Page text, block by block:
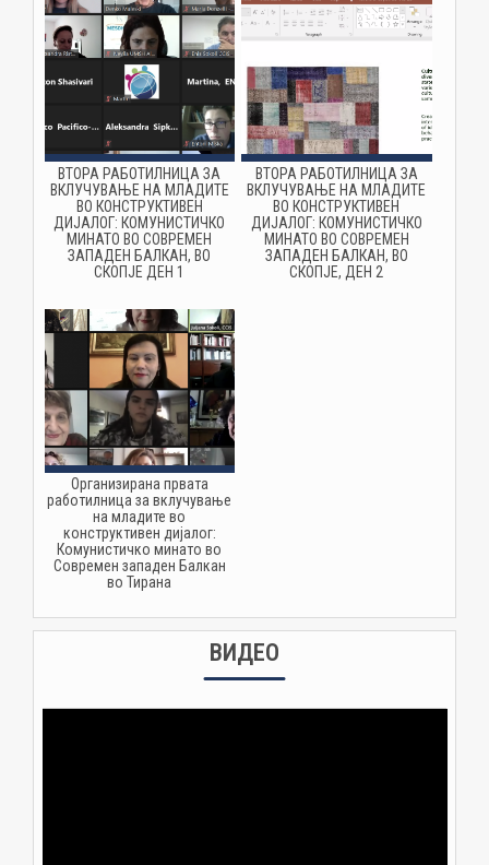
ВТОРА РАБОТИЛНИЦА ЗА
ВКЛУЧУВАЊЕ НА МЛАДИТЕ
ВО КОНСТРУКТИВЕН
ДИЈАЛОГ: КОМУНИСТИЧКО
МИНАТО ВО СОВРЕМЕН
ЗАПАДЕН БАЛКАН, ВО
СКОПЈЕ ДЕН 1
ВТОРА РАБОТИЛНИЦА ЗА
ВКЛУЧУВАЊЕ НА МЛАДИТЕ
ВО КОНСТРУКТИВЕН
ДИЈАЛОГ: КОМУНИСТИЧКО
МИНАТО ВО СОВРЕМЕН
ЗАПАДЕН БАЛКАН, ВО
СКОПЈЕ, ДЕН 2
Организирана првата
работилница за вклучување
на младите во
конструктивен дијалог:
Комунистичко минато во
Современ западен Балкан
во Тирана
ВИДЕО